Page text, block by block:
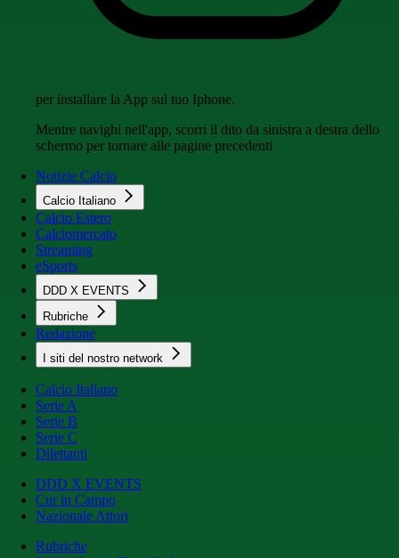
per installare la App sul tuo Iphone.
Mentre navighi nell'app, scorri il dito da sinistra a destra dello
schermo per tornare alle pagine precedenti
Notizie Calcio
Calcio Italiano
Calcio Estero
Calciomercato
Streaming
eSports
DDD X EVENTS
Rubriche
Redazione
I siti del nostro network
Calcio Italiano
Serie A
Serie B
Serie C
Dilettanti
DDD X EVENTS
Cur in Campo
Nazionale Attori
Rubriche